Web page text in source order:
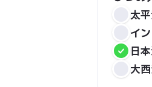
太
イ
日
大